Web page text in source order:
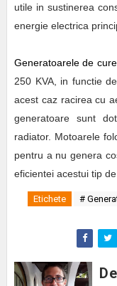
utile in sustinerea
energie electrica
Generatoarele de
250 KVA, in functie
acest caz racirea cu
generatoare sunt
radiator. Motoarele
pentru a nu genera
eficientei acestui tip
Etichete #